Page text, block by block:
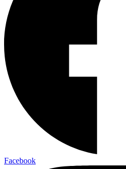
Facebook